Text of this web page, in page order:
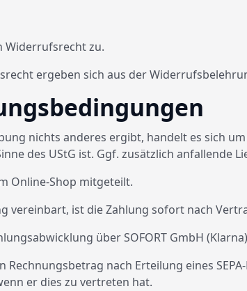
Widerrufsrecht zu.
ergeben sich aus der
nichts anderes ergibt, handelt es sich
des UStG ist. Ggf. zusätzlich anfallende
Online-Shop mitgeteilt.
vereinbart, ist die Zahlung sofort nach
über SOFORT GmbH
Rechnungsbetrag nach Erteilung eines
er dies zu vertreten hat.